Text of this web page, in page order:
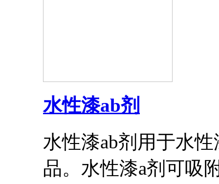
水性漆ab剂
水性漆ab剂用于水
品。水性漆a剂可吸